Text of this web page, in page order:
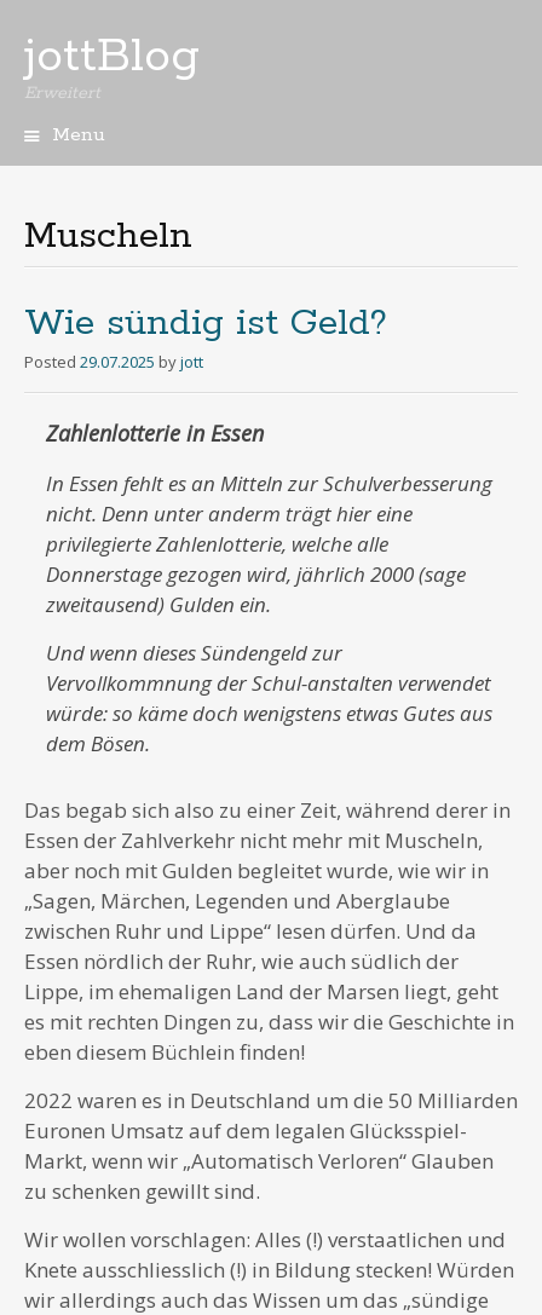
jottBlog
Erweitert
Menu
Muscheln
Wie sündig ist Geld?
Posted 29.07.2025 byjott
Zahlenlotterie in Essen
In Essen fehlt es an Mitteln zur Schulverbesserung
nicht. Denn unter anderm trägt hier eine
privilegierte Zahlenlotterie, welche alle
Donnerstage gezogen wird, jährlich 2000 (sage
zweitausend) Gulden ein.
Und wenn dieses Sündengeld zur
Vervollkommnung der Schul-anstalten verwendet
würde: so käme doch wenigstens etwas Gutes aus
dem Bösen.
Das begab sich also zu einer Zeit, während derer in
Essen der Zahlverkehr nicht mehr mit Muscheln,
aber noch mit Gulden begleitet wurde, wie wir in
„Sagen, Märchen, Legenden und Aberglaube
zwischen Ruhr und Lippe“ lesen dürfen. Und da
Essen nördlich der Ruhr, wie auch südlich der
Lippe, im ehemaligen Land der Marsen liegt, geht
es mit rechten Dingen zu, dass wir die Geschichte in
eben diesem Büchlein finden!
2022 waren es in Deutschland um die 50 Milliarden
Euronen Umsatz auf dem legalen Glücksspiel-
Markt, wenn wir „Automatisch Verloren“ Glauben
zu schenken gewillt sind.
Wir wollen vorschlagen: Alles (!) verstaatlichen und
Knete ausschliesslich (!) in Bildung stecken! Würden
wir allerdings auch das Wissen um das „sündige